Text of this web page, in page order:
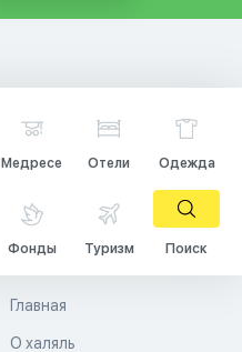
Медресе Отели Одежда
Фонды Туризм Поиск
Главная
О халяль